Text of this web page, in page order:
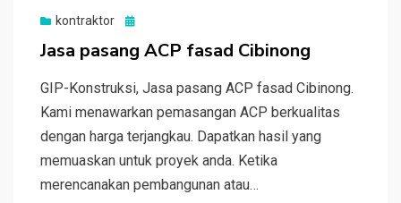
kontraktor
Posted
Jasa pasang ACP fasad Cibinong
GIP-Konstruksi, Jasa pasang ACP fasad Cibinong.
Kami menawarkan pemasangan ACP berkualitas
dengan harga terjangkau. Dapatkan hasil yang
memuaskan untuk proyek anda. Ketika
merencanakan pembangunan atau…